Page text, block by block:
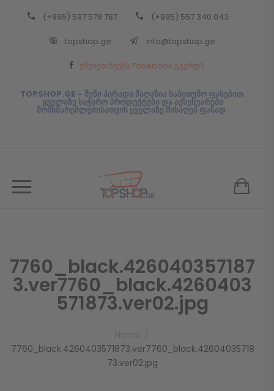
(+995) 597 578 787 (+995) 557 340 043
topshop.ge info@topshop.ge
ეწვიეთ ჩვენს Facebook გვერდს
TOPSHOP.GE – შენი პირადი მაღაზია საბითუმო ფასებით.
ყველაზე საჭირო პროდუქტები და აქსესუარები
მომხმარებლებისათვის ყველაზე მისაღებ ფასად.
7760_black.426040357187
3.ver7760_black.4260403
571873.ver02.jpg
7760_black.4260403571873.ver7760_black.42604035718
73.ver02.jpg
Back